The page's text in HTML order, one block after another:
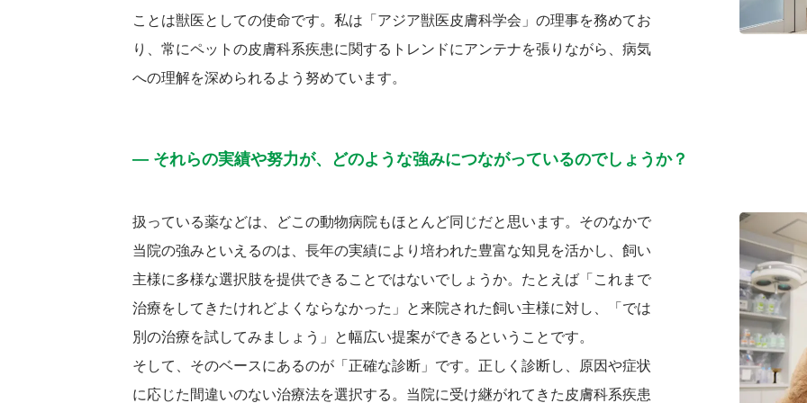
ことは獣医としての使命です。私は「アジア獣医皮膚科学会」の理事を務めてお
り、常にペットの皮膚科系疾患に関するトレンドにアンテナを張りながら、病気
への理解を深められるよう努めています。
― それらの実績や努力が、どのような強みにつながっているのでしょうか？
扱っている薬などは、どこの動物病院もほとんど同じだと思います。そのなかで
当院の強みといえるのは、長年の実績により培われた豊富な知見を活かし、飼い
主様に多様な選択肢を提供できることではないでしょうか。たとえば「これまで
治療をしてきたけれどよくならなかった」と来院された飼い主様に対し、「では
別の治療を試してみましょう」と幅広い提案ができるということです。
そして、そのベースにあるのが「正確な診断」です。正しく診断し、原因や症状
に応じた間違いのない治療法を選択する。当院に受け継がれてきた皮膚科系疾患